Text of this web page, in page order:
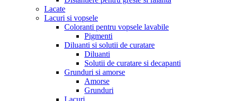
Lacate
Lacuri si vopsele
Coloranti pentru vopsele lavabile
Pigmenti
Diluanti si solutii de curatare
Diluanti
Solutii de curatare si decapanti
Grunduri si amorse
Amorse
Grunduri
Lacuri